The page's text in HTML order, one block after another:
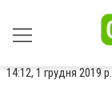
14:12, 1 грудня 2019 р.